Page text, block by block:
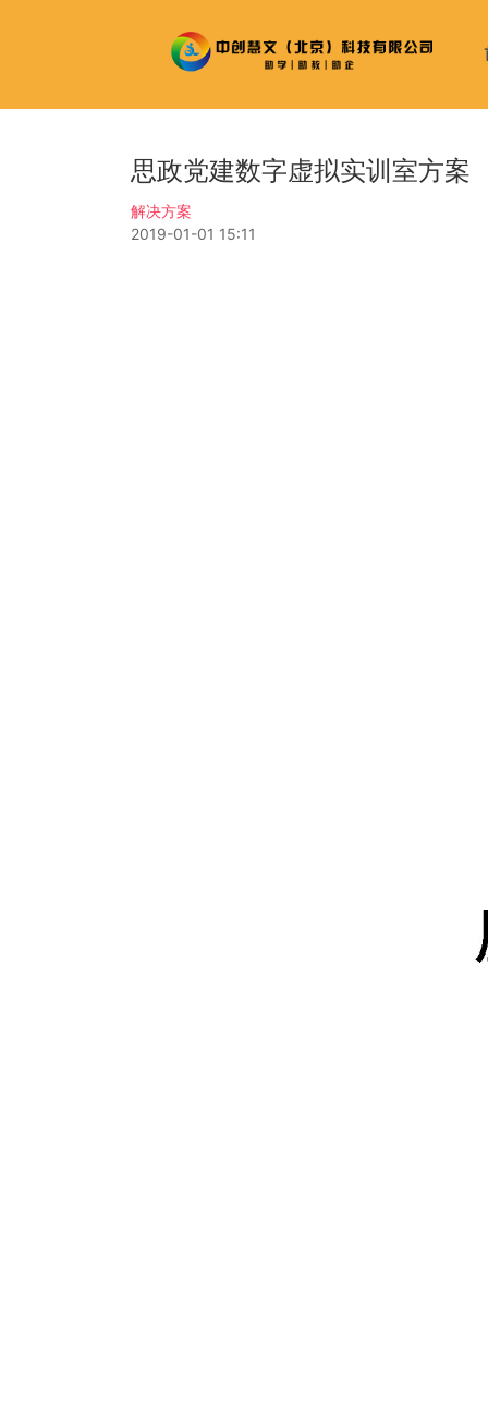
思政党建数字虚拟实训室方案
解决方案
2019-01-01 15:11